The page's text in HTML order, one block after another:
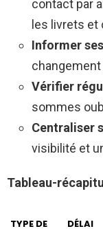
contact par
les livrets et
Informer
Vérifier
sommes
Centraliser
visibilité et
Tableau-
TYPE DE
DÉLAI